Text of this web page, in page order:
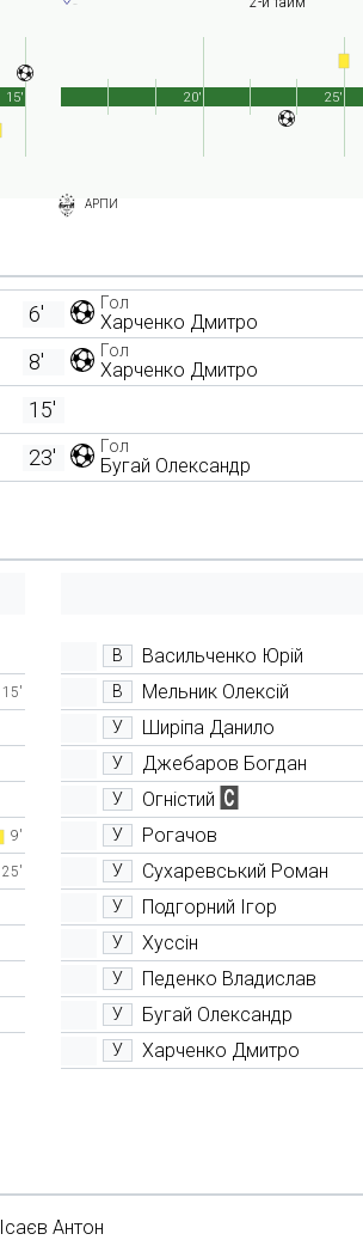
15'
АРПИ
20' 25'
6' Гол
Харченко Дмитро
8' Гол
Харченко Дмитро
15'
23'
Гол
Бугай Олександр
15'
9'
25'
В Васильченко Юрій
В Мельник Олексій
У Ширіпа Данило
У Джебаров Богдан
У Огністий
У Рогачов
У Сухаревський Роман
У Подгорний Ігор
У Хуссін
У Педенко Владислав
У Бугай Олександр
У Харченко Дмитро
Ісаєв Антон